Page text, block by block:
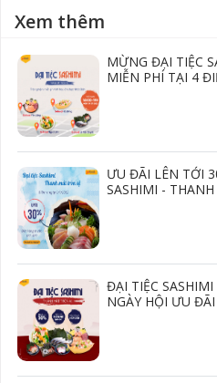
Xem thêm
MỪNG ĐẠI TIỆC
MIỄN PHÍ TẠI 4
ƯU ĐÃI LÊN TỚI
SASHIMI -
ĐẠI TIỆC
NGÀY HỘI ƯU